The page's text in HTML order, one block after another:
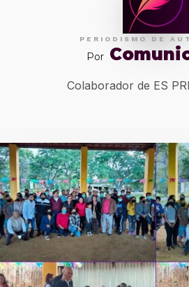
PERIODISMO DE
Por
Colaborador de ES